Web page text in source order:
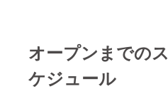
オープンまでのス
ケジュール